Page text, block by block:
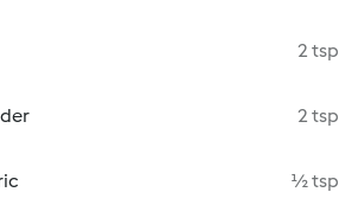
2 tsp
2 tsp
½ tsp